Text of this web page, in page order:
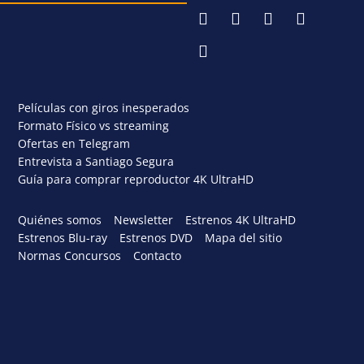
Películas con giros inesperados
Formato Físico vs streaming
Ofertas en Telegram
Entrevista a Santiago Segura
Guía para comprar reproductor 4K UltraHD
Quiénes somos Newsletter
Estrenos 4K UltraHD
Estrenos Blu-ray
Estrenos DVD
Mapa del sitio
Normas Concursos
Contacto